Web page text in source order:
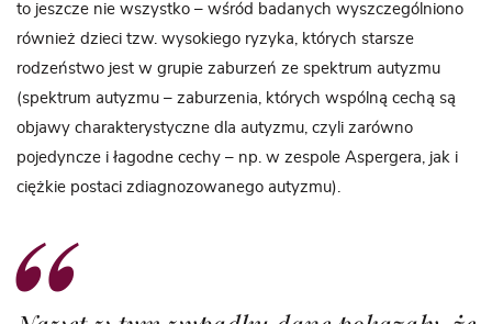
to jeszcze nie wszystko – wśród badanych wyszczególniono
również dzieci tzw. wysokiego ryzyka, których starsze
rodzeństwo jest w grupie zaburzeń ze spektrum autyzmu
(spektrum autyzmu – zaburzenia, których wspólną cechą są
objawy charakterystyczne dla autyzmu, czyli zarówno
pojedyncze i łagodne cechy – np. w zespole Aspergera, jak i
ciężkie postaci zdiagnozowanego autyzmu).